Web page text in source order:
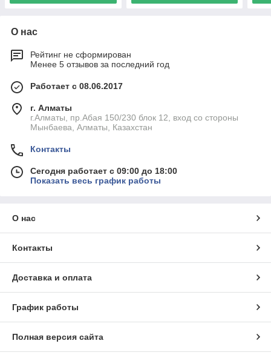
О нас
Рейтинг не сформирован
Менее 5 отзывов за последний год
Работает с 08.06.2017
г. Алматы
г.Алматы, пр.Абая 150/230 блок 12, вход со стороны
Мынбаева, Алматы, Казахстан
Контакты
Сегодня работает с 09:00 до 18:00
Показать весь график работы
О нас
Контакты
Доставка и оплата
График работы
Полная версия сайта